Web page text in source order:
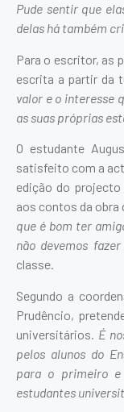
Pude sentir que
delas há também
Para o escritor, as
escrita a partir da
valor e o interesse
as suas próprias
O estudante
satisfeito com a
edição do
aos contos da obra
que é bom ter
não devemos
classe.
Segundo a
Prudêncio,
universitários. É
pelos alunos do
para o primeiro e
estudantes